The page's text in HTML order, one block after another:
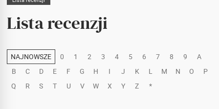
Lista recenzji
NAJNOWSZE 0 1 2 3 4 5 6 7 8 9
A
B
C D E F G H I J K L M N O
P
Q
R S T U V W X Y Z *